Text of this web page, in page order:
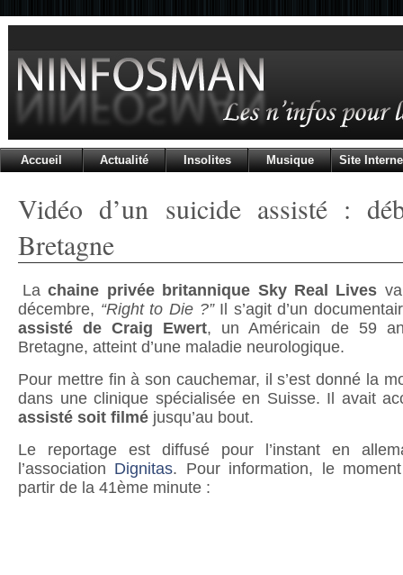
Accueil Actualité Insolites Musique Site
Vidéo d’un suicide assisté :
Bretagne
Lachaine privée britannique Sky Real Lives
décembre, “Right to Die ?”Il s’agit d’un
assisté de Craig Ewert, un Américain de 59
Bretagne, atteint d’une maladie neurologique.
Pour mettre fin à son cauchemar, il s’est donné la
dans une clinique spécialisée en Suisse. Il avait
assisté soit filmé jusqu’au bout.
Le reportage est diffusé pour l’instant en
l’association Dignitas. Pour information, le
partir de la 41ème minute :